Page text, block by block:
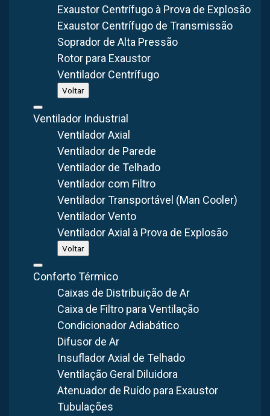
Exaustor Centrífugo à Prova de Explosão
Exaustor Centrífugo de Transmissão
Soprador de Alta Pressão
Rotor para Exaustor
Ventilador Centrífugo
Voltar
Ventilador Industrial
Ventilador Axial
Ventilador de Parede
Ventilador de Telhado
Ventilador com Filtro
Ventilador Transportável (Man Cooler)
Ventilador Vento
Ventilador Axial à Prova de Explosão
Voltar
Conforto Térmico
Caixas de Distribuição de Ar
Caixa de Filtro para Ventilação
Condicionador Adiabático
Difusor de Ar
Insuflador Axial de Telhado
Ventilação Geral Diluidora
Atenuador de Ruído para Exaustor
Tubulações
Fabricação Nacional
CONFIRA OS MODELOS DE
Ventilador
Transportável (Man
Cooler) Brasfaiber
Man Cooler Axial Ventilador/Exaustor VA103-MAN
(1000mm / 100cm)